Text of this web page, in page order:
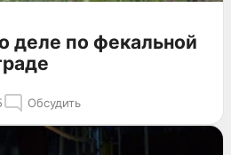
деле по фекальной
Обсудить